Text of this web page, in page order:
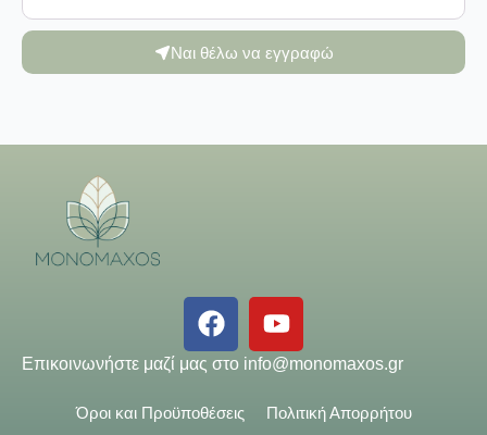
Ναι θέλω να εγγραφώ
Επικοινωνήστε μαζί μας στο info@monomaxos.gr
Όροι και Προϋποθέσεις Πολιτική Απορρήτου